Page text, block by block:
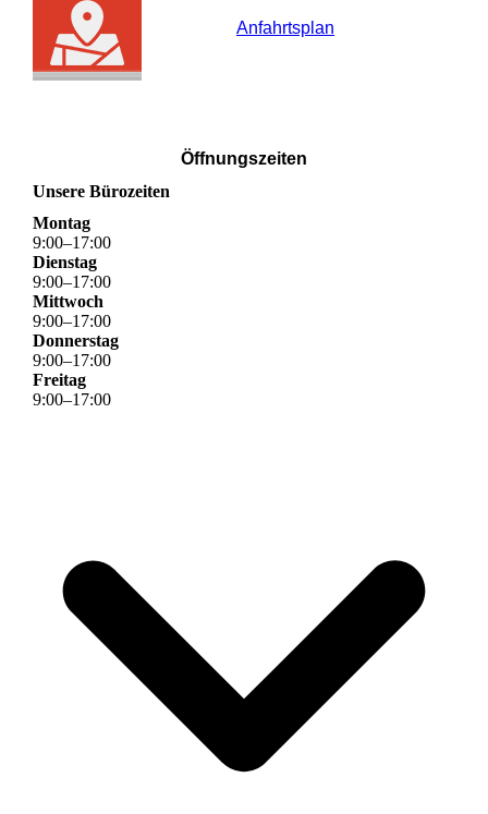
Anfahrtsplan
Öffnungszeiten
Unsere Bürozeiten
Montag
9:00–17:00
Dienstag
9:00–17:00
Mittwoch
9:00–17:00
Donnerstag
9:00–17:00
Freitag
9:00–17:00